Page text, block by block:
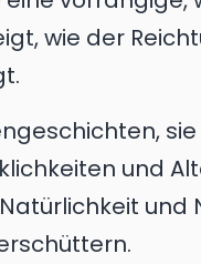
wie der
und